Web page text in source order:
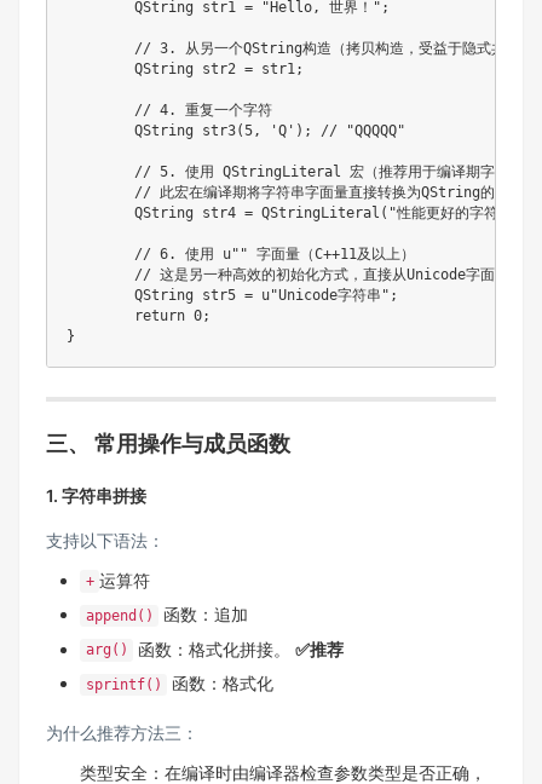
	QString str1
= "Hello, 世界！" ;
// 3. 从另一个QString构造（拷贝构造，受益于隐式共享，
	QString str2
= str1;
// 4. 重复一个字符
	QString
str3(5, 'Q' ) ; // "QQQQQ"
// 5. 使用 QStringLiteral 宏（推荐用于编译期字符串常
// 此宏在编译期将字符串字面量直接转换为QString的内部格
	QString str4
= QStringLiteral ( "性能更好的字符串常
// 6. 使用 u"" 字面量（C++11及以上）
// 这是另一种高效的初始化方式，直接从Unicode字面量创
	QString str5
= u"Unicode字符串" ;
return 0;
}
三、 常用操作与成员函数
1. 字符串拼接
支持以下语法：
+ 运算符
append() 函数：追加
arg() 函数：格式化拼接。✅推荐
sprintf() 函数：格式化
为什么推荐方法三：
类型安全：在编译时由编译器检查参数类型是否正确，